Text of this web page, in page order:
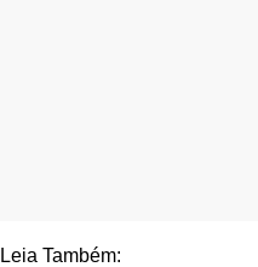
Leia Também: